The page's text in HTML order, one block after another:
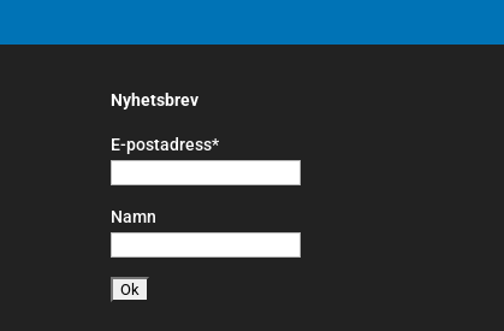
Nyhetsbrev
E-postadress*
Namn